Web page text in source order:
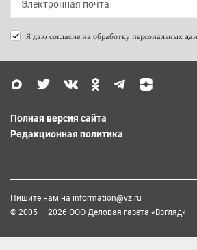
Я даю согласие на обработку персональных
Полная версия сайта
Редакционная политика
Пишите нам на information@vz.ru
© 2005 — 2026 ООО Деловая газета «Взгляд»